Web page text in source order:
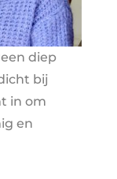
diep
bij
in om
en